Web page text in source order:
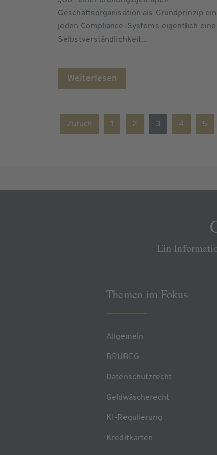
Geschäftsorganisation als Grundprinzip
jeden Compliance-Systems eigentlich eine
Selbstverständlichkeit...
Weiterlesen
Zurück 1 2 3 4 5
Ein
Themen im Fokus
Allgemein
BRUBEG
Datenschutzrecht
Geldwäscherecht
KI-Regulierung
Kreditkarten